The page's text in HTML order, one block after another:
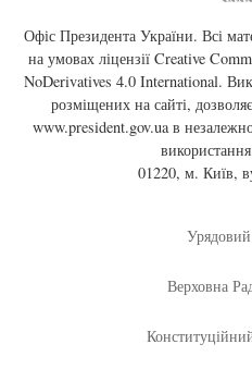
Офіс Президента України. Всі
на умовах ліцензії Creative
NoDerivatives 4.0 International.
розміщених на сайті,
www.president.gov.uaв
використання
01220, м. Київ,
Верховна